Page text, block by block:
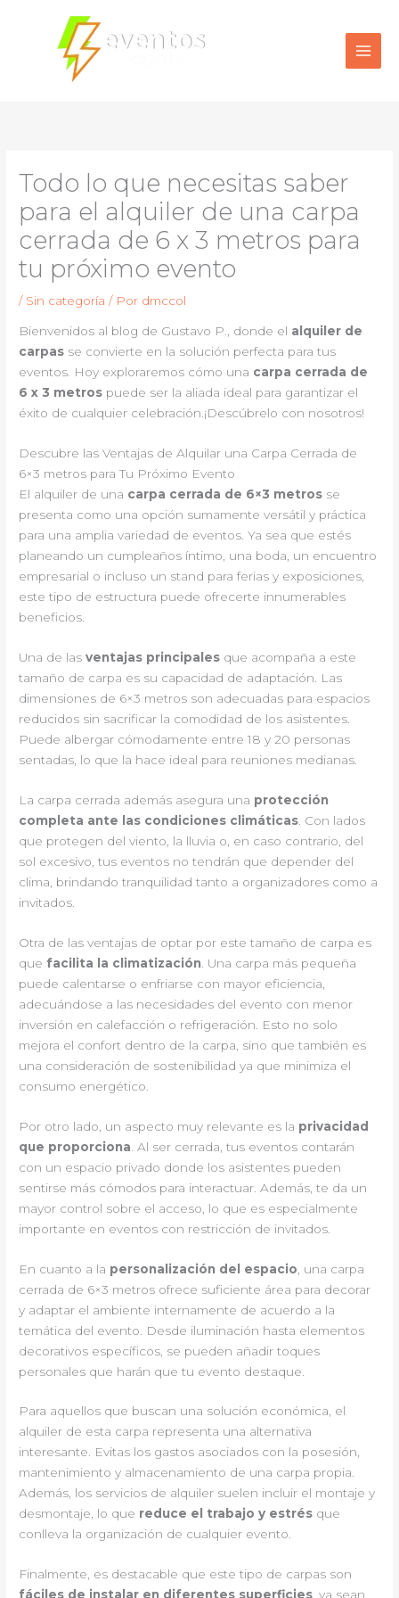
contenido
Todo lo que necesitas saber
para el alquiler de una carpa
cerrada de 6 x 3 metros para
tu próximo evento
/ Sin categoría / Por dmccol
Bienvenidos al blog de Gustavo P., donde el alquiler de
carpas se convierte en la solución perfecta para tus
eventos. Hoy exploraremos cómo una carpa cerrada de
6 x 3 metros puede ser la aliada ideal para garantizar el
éxito de cualquier celebración.¡Descúbrelo con nosotros!
Descubre las Ventajas de Alquilar una Carpa Cerrada de
6×3 metros para Tu Próximo Evento
El alquiler de una carpa cerrada de 6×3 metros se
presenta como una opción sumamente versátil y práctica
para una amplia variedad de eventos. Ya sea que estés
planeando un cumpleaños íntimo, una boda, un encuentro
empresarial o incluso un stand para ferias y exposiciones,
este tipo de estructura puede ofrecerte innumerables
beneficios.
Una de lasventajas principales que acompaña a este
tamaño de carpa es su capacidad de adaptación. Las
dimensiones de 6×3 metros son adecuadas para espacios
reducidos sin sacrificar la comodidad de los asistentes.
Puede albergar cómodamente entre 18 y 20 personas
sentadas, lo que la hace ideal para reuniones medianas.
La carpa cerrada además asegura una protección
completa ante las condiciones climáticas . Con lados
que protegen del viento, la lluvia o, en caso contrario, del
sol excesivo, tus eventos no tendrán que depender del
clima, brindando tranquilidad tanto a organizadores como a
invitados.
Otra de las ventajas de optar por este tamaño de carpa es
que facilita la climatización . Una carpa más pequeña
puede calentarse o enfriarse con mayor eficiencia,
adecuándose a las necesidades del evento con menor
inversión en calefacción o refrigeración. Esto no solo
mejora el confort dentro de la carpa, sino que también es
una consideración de sostenibilidad ya que minimiza el
consumo energético.
Por otro lado, un aspecto muy relevante es la privacidad
que proporciona . Al ser cerrada, tus eventos contarán
con un espacio privado donde los asistentes pueden
sentirse más cómodos para interactuar. Además, te da un
mayor control sobre el acceso, lo que es especialmente
importante en eventos con restricción de invitados.
En cuanto a la personalización del espacio , una carpa
cerrada de 6×3 metros ofrece suficiente área para decorar
y adaptar el ambiente internamente de acuerdo a la
temática del evento. Desde iluminación hasta elementos
decorativos específicos, se pueden añadir toques
personales que harán que tu evento destaque.
Para aquellos que buscan una solución económica, el
alquiler de esta carpa representa una alternativa
interesante. Evitas los gastos asociados con la posesión,
mantenimiento y almacenamiento de una carpa propia.
Además, los servicios de alquiler suelen incluir el montaje y
desmontaje, lo que reduce el trabajo y estrés que
conlleva la organización de cualquier evento.
Finalmente, es destacable que este tipo de carpas son
fáciles de instalar en diferentes superficies , ya sean